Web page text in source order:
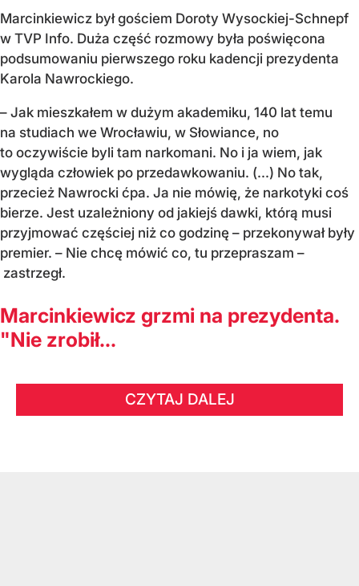
Marcinkiewicz był gościem Doroty Wysockiej-Schnepf
w TVP Info. Duża część rozmowy była poświęcona
podsumowaniu pierwszego roku kadencji prezydenta
Karola Nawrockiego.
– Jak mieszkałem w dużym akademiku, 140 lat temu
na studiach we Wrocławiu, w Słowiance, no
to oczywiście byli tam narkomani. No i ja wiem, jak
wygląda człowiek po przedawkowaniu. (...) No tak,
przecież Nawrocki ćpa. Ja nie mówię, że narkotyki coś
bierze. Jest uzależniony od jakiejś dawki, którą musi
przyjmować częściej niż co godzinę – przekonywał były
premier. – Nie chcę mówić co, tu przepraszam –
zastrzegł.
Marcinkiewicz grzmi na prezydenta.
"Nie zrobił...
CZYTAJ DALEJ